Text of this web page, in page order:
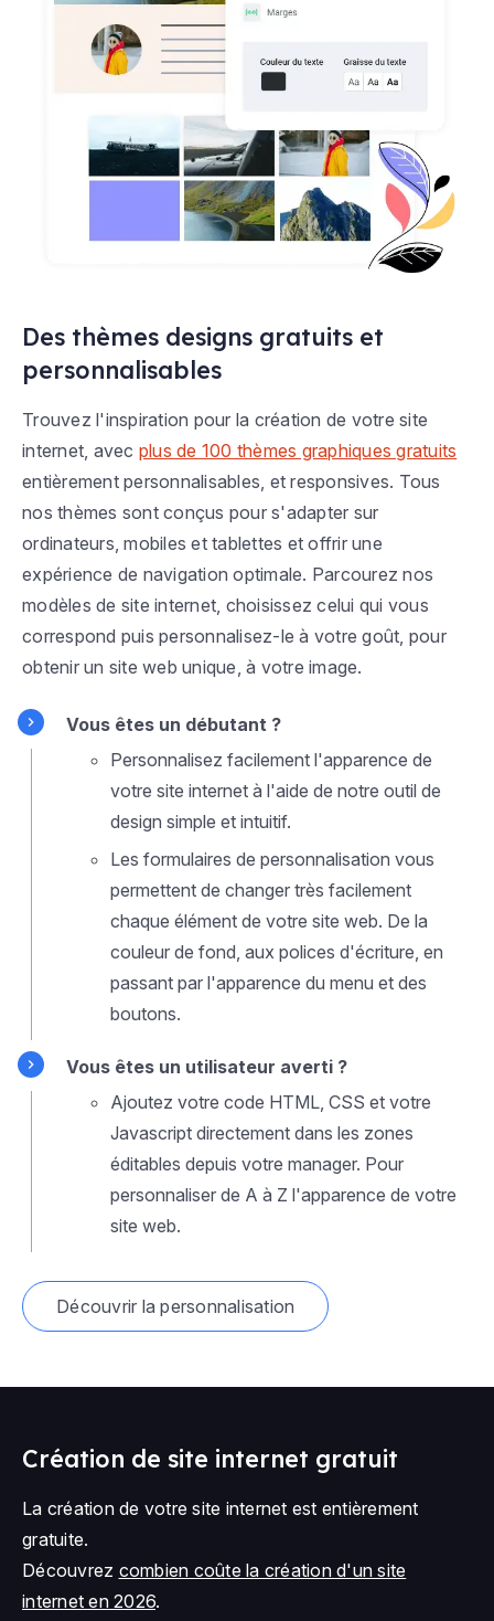
Des thèmes designs gratuits et
personnalisables
Trouvez l'inspiration pour la création de votre site
internet, avec plus de 100 thèmes graphiques gratuits
entièrement personnalisables, et responsives. Tous
nos thèmes sont conçus pour s'adapter sur
ordinateurs, mobiles et tablettes et offrir une
expérience de navigation optimale. Parcourez nos
modèles de site internet, choisissez celui qui vous
correspond puis personnalisez-le à votre goût, pour
obtenir un site web unique, à votre image.
Vous êtes un débutant ?
Personnalisez facilement l'apparence de
votre site internet à l'aide de notre outil de
design simple et intuitif.
Les formulaires de personnalisation vous
permettent de changer très facilement
chaque élément de votre site web. De la
couleur de fond, aux polices d'écriture, en
passant par l'apparence du menu et des
boutons.
Vous êtes un utilisateur averti ?
Ajoutez votre code HTML, CSS et votre
Javascript directement dans les zones
éditables depuis votre manager. Pour
personnaliser de A à Z l'apparence de votre
site web.
Découvrir la personnalisation
Création de site internet gratuit
La création de votre site internet est entièrement
gratuite.
Découvrez combien coûte la création d'un site
internet en 2026.